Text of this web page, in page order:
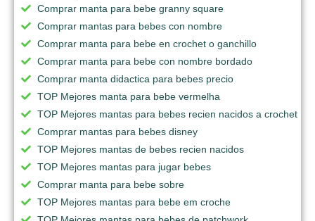
Comprar manta para bebe granny square
Comprar mantas para bebes con nombre
Comprar manta para bebe en crochet o ganchillo
Comprar manta para bebe con nombre bordado
Comprar manta didactica para bebes precio
TOP Mejores manta para bebe vermelha
TOP Mejores mantas para bebes recien nacidos a crochet
Comprar mantas para bebes disney
TOP Mejores mantas de bebes recien nacidos
TOP Mejores mantas para jugar bebes
Comprar manta para bebe sobre
TOP Mejores mantas para bebe em croche